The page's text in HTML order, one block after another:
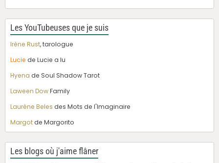
Les YouTubeuses que je suis
Irène Rust, tarologue
Lucie de Lucie a lu
Hyena de Soul Shadow Tarot
Laween DowFamily
Laurène Beles des Mots de l'Imaginaire
Margotde Margorito
Les blogs où j'aime flâner